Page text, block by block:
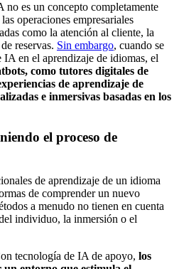
no es un concepto completamente
operaciones empresariales
como la atención al cliente, la
reservas. Sin embargo, cuando se
en el aprendizaje de idiomas, el
como tutores digitales de
de aprendizaje de
e inmersivas basadas en los
el proceso de
de aprendizaje de un idioma
de comprender un nuevo
a menudo no tienen en cuenta
individuo, la inmersión o el
tecnología de IA de apoyo, los